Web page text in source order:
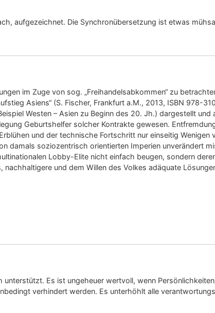
aufgezeichnet. Die Synchronübersetzung ist etwas
im Zuge von sog. „Freihandelsabkommen“ zu
Asiens“ (S. Fischer, Frankfurt a.M., 2013, ISBN 978-
Westen – Asien zu Beginn des 20. Jh.) dargestellt und
Geburtshelfer solcher Kontrakte gewesen.
und der technische Fortschritt nur einseitig Wenigen
damals soziozentrisch orientierten Imperien unverändert
Lobby-Elite nicht einfach beugen, sondern
und dem Willen des Volkes adäquate
Es ist ungeheuer wertvoll, wenn
verhindert werden. Es unterhöhlt alle